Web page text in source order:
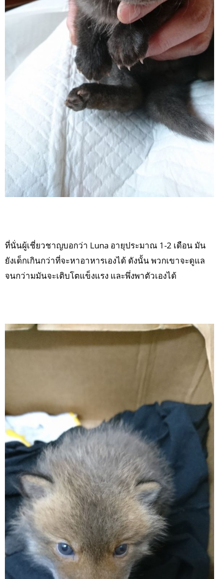
ที่นั่นผู้เชี่ยวชาญบอกว่า Luna อายุประมาณ 1-2 เดือน มัน
ยังเด็กเกินกว่าที่จะหาอาหารเองได้ ดังนั้น พวกเขาจะดูแล
จนกว่ามมันจะเติบโตแข็งแรง และพึ่งพาตัวเองได้